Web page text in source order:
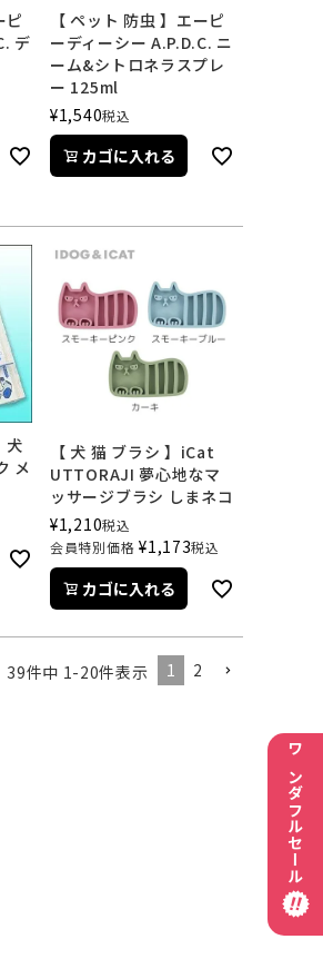
ピ
デ
【 ペット 防虫 】エーピ
ーディーシー A.P.D.C. ニ
ーム&シトロネラスプレ
ー 125ml
¥1,540税込
カゴに入れる
犬
メ
【 犬 猫 ブラシ 】iCat
UTTORAJI 夢心地なマ
ッサージブラシ しまネコ
¥1,210税込
会員特別価格 ¥1,173税込
カゴに入れる
39件中 1-20件表示 1 2
ワンダフルセール